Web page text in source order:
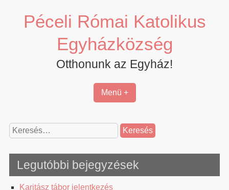
contentPéceli Római Katolikus
Egyházközség
Otthonunk az Egyház!
Menü +
Keresés:
Legutóbbi bejegyzések
Karitász tábor jelentkezés